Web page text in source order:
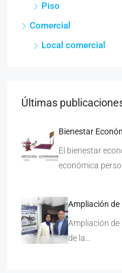
Piso
Comercial
Local comercial
Últimas
Bienestar
El bienestar
económica
Ampliación de
Ampliación
de la…